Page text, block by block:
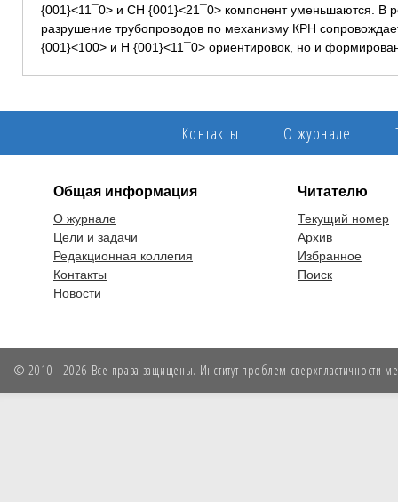
{001}<11¯0> и СН {001}<21¯0> компонент уменьшаются. В
разрушение трубопроводов по механизму КРН
{001}<100> и H {001}<11¯0> ориентировок, но и
Контакты О журнале
Общая информация
О журнале
Цели и задачи
Редакционная коллегия
Контакты
Новости
Читателю
Текущий номер
Архив
Избранное
Поиск
© 2010 - 2026 Все права защищены. Институт проблем сверхпластичности